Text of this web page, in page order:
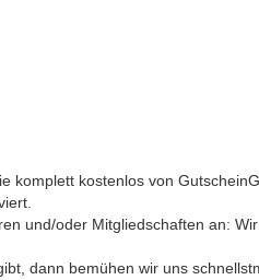
komplett kostenlos von
und/oder Mitgliedschaften an:
dann bemühen wir uns